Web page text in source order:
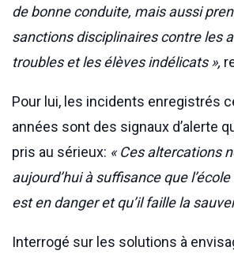
de bonne conduite, mais aussi
sanctions disciplinaires contre les
troubles et les élèves indélicats »,
Pour lui, les incidents enregistrés
années sont des signaux d’alerte
pris au sérieux: « Ces altercations
aujourd’hui à suffisance que
est en danger et qu’il faille la
Interrogé sur les solutions à